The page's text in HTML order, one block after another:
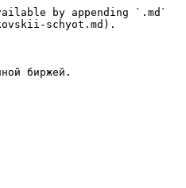
by appending `.md`
schyot.md).
биржей.